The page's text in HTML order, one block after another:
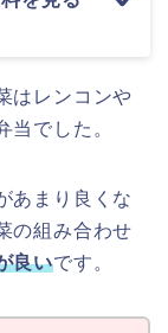
はレンコンや
当でした。
あまり良くな
の組み合わせ
良いです。